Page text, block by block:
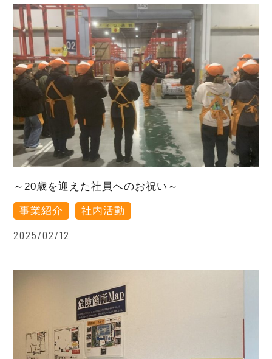
～20歳を迎えた社員へのお祝い～
事業紹介 社内活動
2025/02/12